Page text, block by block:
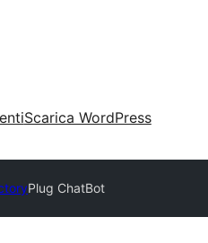
Scarica WordPress
Plug ChatBot